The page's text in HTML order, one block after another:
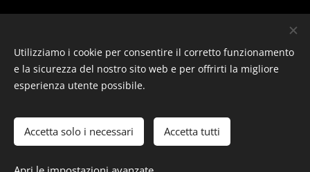
Aggiungi al carrello
- 2026 All rights reserved
Lingue
Utilizziamo i cookie per consentire il corretto funzionamento
e la sicurezza del nostro sito web e per offrirti la migliore
esperienza utente possibile.
Accetta solo i necessari Accetta tutti